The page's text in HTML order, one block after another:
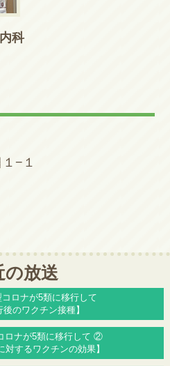
科
−１
の放送
ロナが5類に移行して
のワクチン接種】
ロナが5類に移行して ②
対するワクチンの効果】